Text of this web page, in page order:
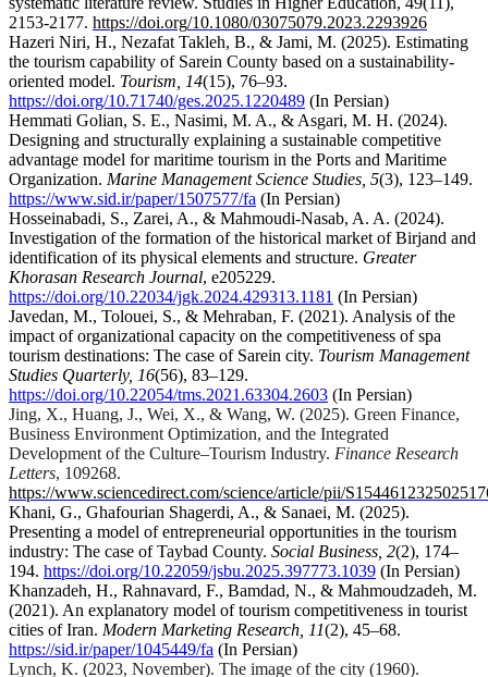
2153-2177. https://doi.org/10.1080/03075079.2023.2293926
Hazeri Niri, H., Nezafat Takleh, B., & Jami, M. (2025). Estimating
the tourism capability of Sarein County based on a sustainability-
oriented model. Tourism, 14(15), 76–93.
https://doi.org/10.71740/ges.2025.1220489 (In Persian)
Hemmati Golian, S. E., Nasimi, M. A., & Asgari, M. H. (2024).
Designing and structurally explaining a sustainable competitive
advantage model for maritime tourism in the Ports and Maritime
Organization. Marine Management Science Studies, 5(3), 123–149.
https://www.sid.ir/paper/1507577/fa (In Persian)
Hosseinabadi, S., Zarei, A., & Mahmoudi-Nasab, A. A. (2024).
Investigation of the formation of the historical market of Birjand and
identification of its physical elements and structure. Greater
Khorasan Research Journal, e205229.
https://doi.org/10.22034/jgk.2024.429313.1181 (In Persian)
Javedan, M., Tolouei, S., & Mehraban, F. (2021). Analysis of the
impact of organizational capacity on the competitiveness of spa
tourism destinations: The case of Sarein city. Tourism Management
Studies Quarterly, 16(56), 83–129.
https://doi.org/10.22054/tms.2021.63304.2603 (In Persian)
Jing, X., Huang, J., Wei, X., & Wang, W. (2025). Green Finance,
Business Environment Optimization, and the Integrated
Development of the Culture–Tourism Industry. Finance Research
Letters, 109268.
https://www.sciencedirect.com/science/article/pii/
Khani, G., Ghafourian Shagerdi, A., & Sanaei, M. (2025).
Presenting a model of entrepreneurial opportunities in the tourism
industry: The case of Taybad County. Social Business, 2(2), 174–
194. https://doi.org/10.22059/jsbu.2025.397773.1039 (In Persian)
Khanzadeh, H., Rahnavard, F., Bamdad, N., & Mahmoudzadeh, M.
(2021). An explanatory model of tourism competitiveness in tourist
cities of Iran. Modern Marketing Research, 11(2), 45–68.
https://sid.ir/paper/1045449/fa (In Persian)
Lynch, K. (2023, November). The image of the city (1960).